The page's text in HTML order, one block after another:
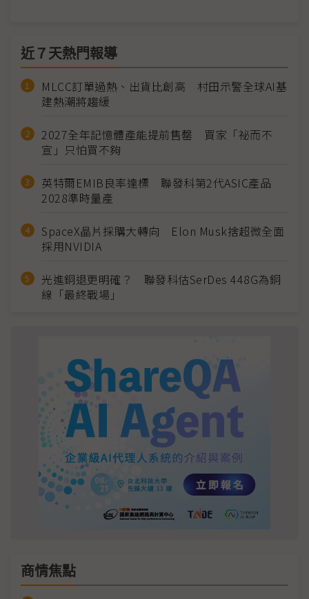
近７天熱門報導
MLCC訂單過熱、出貨比創高 村田示警全球AI基
建熱潮將趨緩
2027全年記憶體產能提前售罄 買家「祕而不
宣」只怕買不夠
英特爾EMIB良率達標 聯發科第2代ASIC產品
2028準時量產
SpaceX晶片採購大轉向 Elon Musk捨超微全面
採用NVIDIA
光進銅退更明確？ 聯發科估SerDes 448G為銅
線「最終戰場」
商情焦點